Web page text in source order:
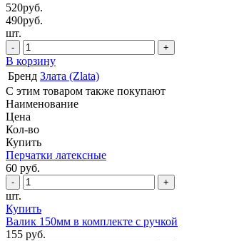
520руб.
490руб.
шт.
В корзину
Бренд Злата (Zlata)
С этим товаром также покупают
Наименование
Цена
Кол-во
Купить
Перчатки латексные
60 руб.
шт.
Купить
Валик 150мм в комплекте с ручкой
155 руб.